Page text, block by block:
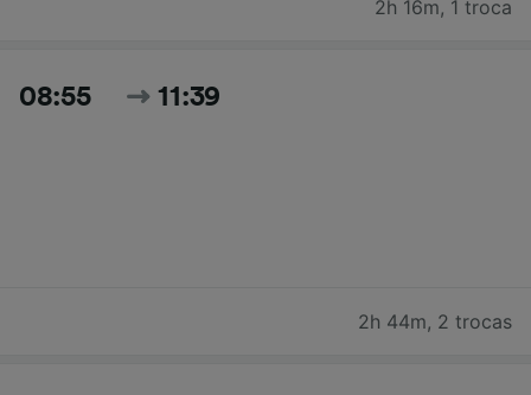
2h 16m, 1 troca
08:55 11:39
2h 44m, 2 trocas